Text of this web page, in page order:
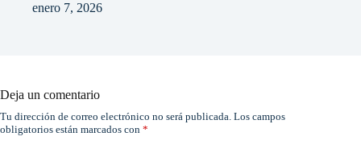
enero 7, 2026
Deja un comentario
Tu dirección de correo electrónico no será publicada. Los campos
obligatorios están marcados con *